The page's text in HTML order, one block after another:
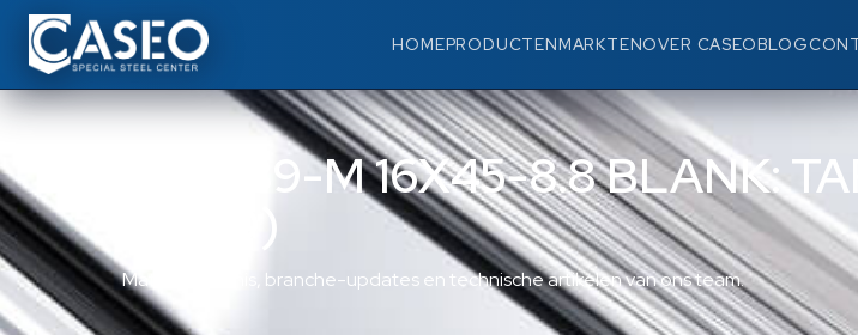
HOMEPRODUCTENMARKTENOVER CASEOBLOG
DIN 939-M 16X45-8.8 BLANK:
(1,25D)
Materiaalkennis, branche-updates en technische artikelen van ons team.